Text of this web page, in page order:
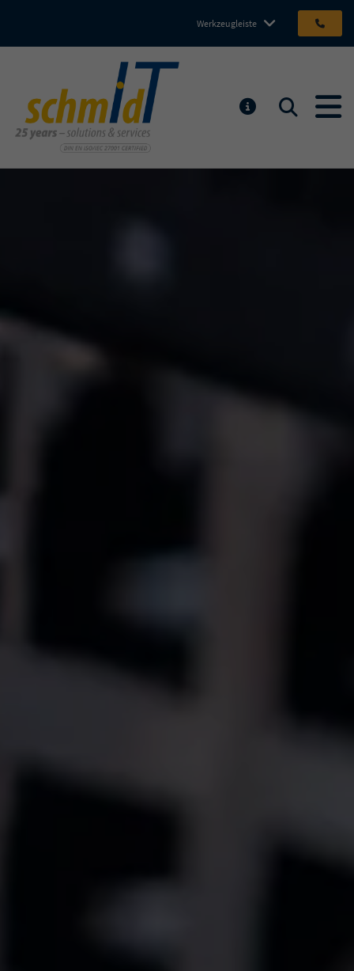
Werkzeugleiste
MELDUNGEN
Suchen